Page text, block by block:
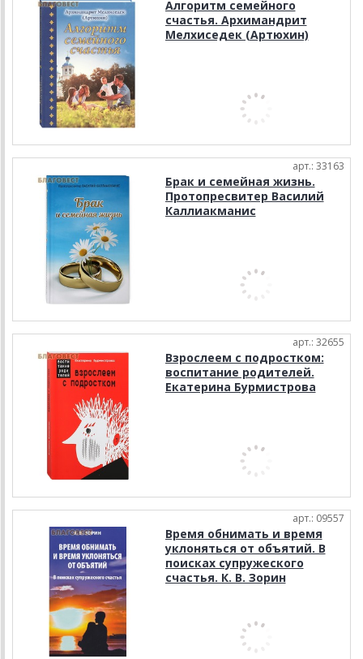
Алгоритм семейного
счастья. Архимандрит
Мелхиседек (Артюхин)
арт.: 33163
Брак и семейная жизнь.
Протопресвитер Василий
Каллиакманис
арт.: 32655
Взрослеем с подростком:
воспитание родителей.
Екатерина Бурмистрова
арт.: 09557
Время обнимать и время
уклоняться от объятий. В
поисках супружеского
счастья. К. В. Зорин